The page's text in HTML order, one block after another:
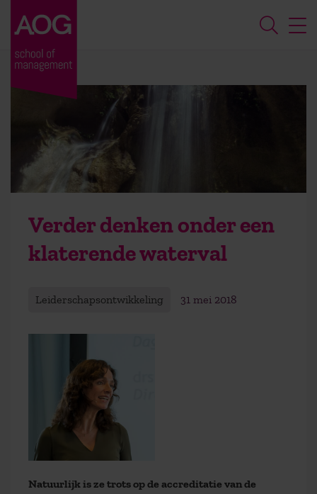
Verder denken onder een
klaterende waterval
Leiderschapsontwikkeling 31 mei 2018
Natuurlijk is ze trots op de accreditatie van de